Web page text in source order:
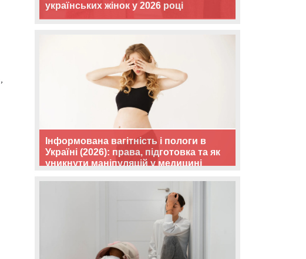
українських жінок у 2026 році
Інформована вагітність і пологи в
Україні (2026): права, підготовка та як
уникнути маніпуляцій у медицині